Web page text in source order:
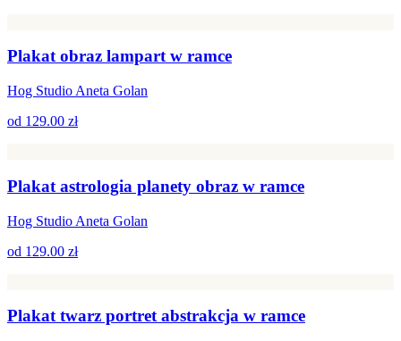
Plakat obraz lampart w ramce
Hog Studio Aneta Golan
od 129.00 zł
Plakat astrologia planety obraz w ramce
Hog Studio Aneta Golan
od 129.00 zł
Plakat twarz portret abstrakcja w ramce